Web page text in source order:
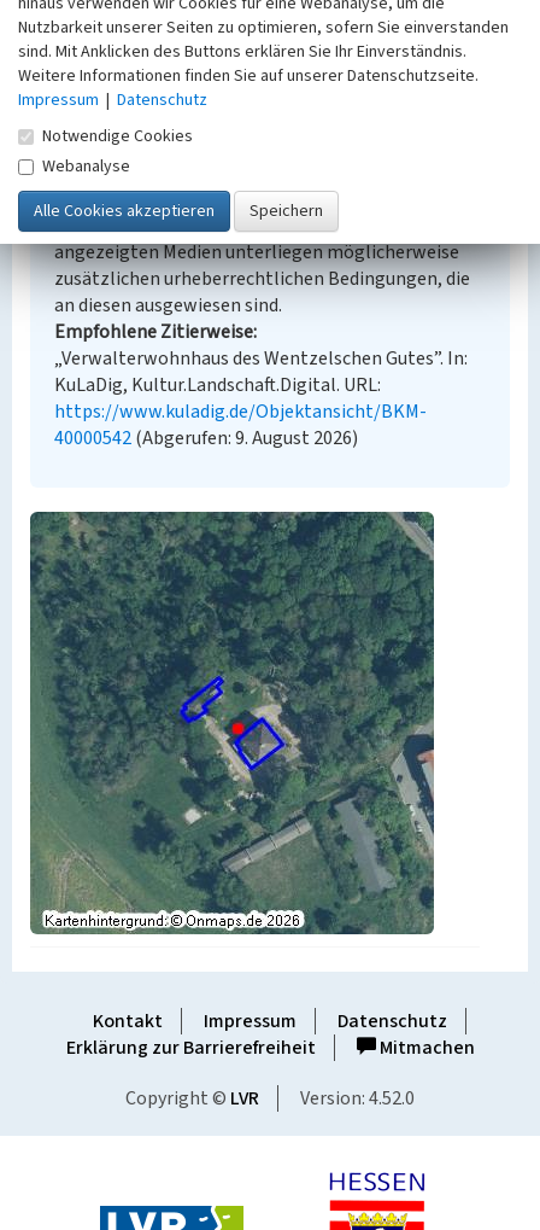
Übernahme aus externer Fachdatenbank
Empfohlene Zitierweise
Urheberrechtlicher Hinweis
Der hier präsentierte Inhalt steht unter der freien
Lizenz dl-by-de/2.0 (Namensnennung). Die
angezeigten Medien unterliegen möglicherweise
zusätzlichen urheberrechtlichen Bedingungen, die
an diesen ausgewiesen sind.
Empfohlene Zitierweise
„Verwalterwohnhaus des Wentzelschen Gutes”. In:
KuLaDig, Kultur.Landschaft.Digital. URL:
https://www.kuladig.de/Objektansicht/BKM-
40000542(Abgerufen: 9. August 2026)
Kontakt Impressum
Datenschutz
Erklärung zur Barrierefreiheit
Mitmachen
Copyright © LVR Version: 4.52.0
Nutzbarkeit unserer Seiten zu optimieren, sofern Sie einverstanden
sind. Mit Anklicken des Buttons erklären Sie Ihr Einverständnis.
Weitere Informationen finden Sie auf unserer Datenschutzseite.
Impressum | Datenschutz
Notwendige Cookies
Webanalyse